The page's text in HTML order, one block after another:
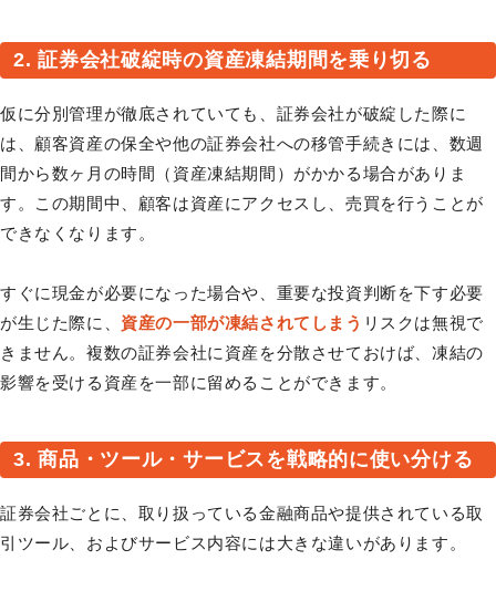
2. 証券会社破綻時の資産凍結期間を乗り切る
仮に分別管理が徹底されていても、証券会社が破綻した際に
は、顧客資産の保全や他の証券会社への移管手続きには、数週
間から数ヶ月の時間（資産凍結期間）がかかる場合がありま
す。この期間中、顧客は資産にアクセスし、売買を行うことが
できなくなります。
すぐに現金が必要になった場合や、重要な投資判断を下す必要
が生じた際に、 資産の一部が凍結されてしまう リスクは無視で
きません。複数の証券会社に資産を分散させておけば、凍結の
影響を受ける資産を一部に留めることができます。
3. 商品・ツール・サービスを戦略的に使い分ける
証券会社ごとに、取り扱っている金融商品や提供されている取
引ツール、およびサービス内容には大きな違いがあります。